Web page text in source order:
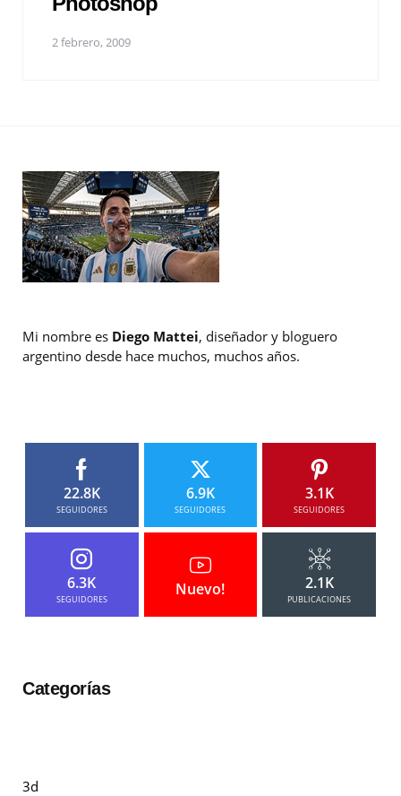
2 febrero, 2009
Mi nombre es Diego Mattei, diseñador y bloguero
argentino desde hace muchos, muchos años.
22.8K
SEGUIDORES
6.9K
SEGUIDORES
3.1K
SEGUIDORES
6.3K
SEGUIDORES
Nuevo! 2.1K
PUBLICACIONES
Categorías
3d